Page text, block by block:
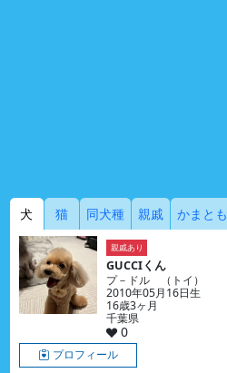
犬 猫 同犬種 親戚 かまとも
親戚あり
GUCCIくん
プ－ドル （トイ）
2010年05月16日生
16歳3ヶ月
千葉県
0
プロフィール